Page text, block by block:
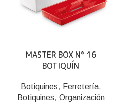
MASTER BOX N° 16
BOTIQUÍN
Botiquines, Ferretería,
Botiquines, Organización